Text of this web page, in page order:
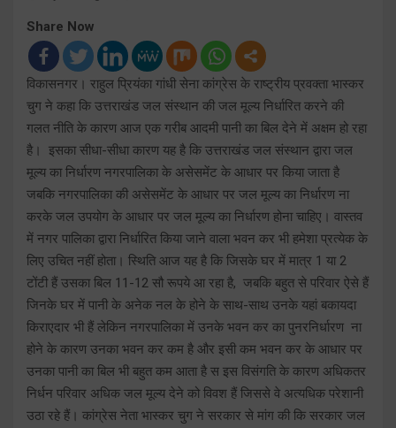
Share Now
विकासनगर। राहुल प्रियंका गांधी सेना कांग्रेस के राष्ट्रीय प्रवक्ता भास्कर
चुग ने कहा कि उत्तराखंड जल संस्थान की जल मूल्य निर्धारित करने की
गलत नीति के कारण आज एक गरीब आदमी पानी का बिल देने में अक्षम हो रहा
है। इसका सीधा-सीधा कारण यह है कि उत्तराखंड जल संस्थान द्वारा जल
मूल्य का निर्धारण नगरपालिका के असेसमेंट के आधार पर किया जाता है
जबकि नगरपालिका की असेसमेंट के आधार पर जल मूल्य का निर्धारण ना
करके जल उपयोग के आधार पर जल मूल्य का निर्धारण होना चाहिए। वास्तव
में नगर पालिका द्वारा निर्धारित किया जाने वाला भवन कर भी हमेशा प्रत्येक के
लिए उचित नहीं होता। स्थिति आज यह है कि जिसके घर में मात्र 1 या 2
टोंटी हैं उसका बिल 11-12 सौ रूपये आ रहा है, जबकि बहुत से परिवार ऐसे हैं
जिनके घर में पानी के अनेक नल के होने के साथ-साथ उनके यहां बकायदा
किराएदार भी हैं लेकिन नगरपालिका में उनके भवन कर का पुनरनिर्धारण ना
होने के कारण उनका भवन कर कम है और इसी कम भवन कर के आधार पर
उनका पानी का बिल भी बहुत कम आता है स इस विसंगति के कारण अधिकतर
निर्धन परिवार अधिक जल मूल्य देने को विवश हैं जिससे वे अत्यधिक परेशानी
उठा रहे हैं। कांग्रेस नेता भास्कर चुग ने सरकार से मांग की कि सरकार जल